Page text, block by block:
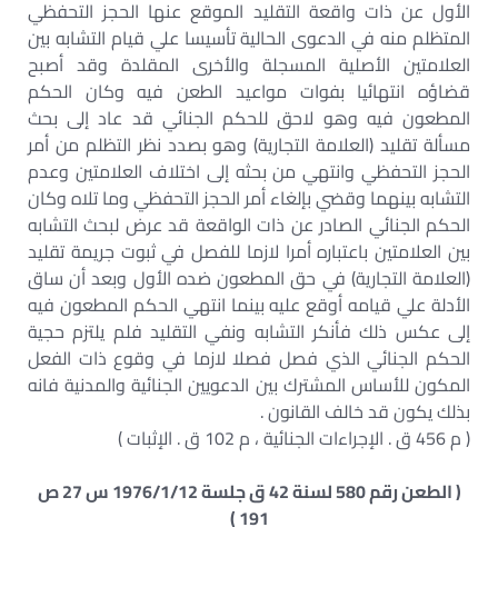
الأول عن ذات واقعة التقليد الموقع عنها الحجز التحفظي
المتظلم منه في الدعوى الحالية تأسيسا علي قيام التشابه بين
العلامتين الأصلية المسجلة والأخرى المقلدة وقد أصبح
قضاؤه انتهائيا بفوات مواعيد الطعن فيه وكان الحكم
المطعون فيه وهو لاحق للحكم الجنائي قد عاد إلى بحث
مسألة تقليد (العلامة التجارية) وهو بصدد نظر التظلم من أمر
الحجز التحفظي وانتهي من بحثه إلى اختلاف العلامتين وعدم
التشابه بينهما وقضي بإلغاء أمر الحجز التحفظي وما تلاه وكان
الحكم الجنائي الصادر عن ذات الواقعة قد عرض لبحث التشابه
بين العلامتين باعتباره أمرا لازما للفصل في ثبوت جريمة تقليد
(العلامة التجارية) في حق المطعون ضده الأول وبعد أن ساق
الأدلة علي قيامه أوقع عليه بينما انتهي الحكم المطعون فيه
إلى عكس ذلك فأنكر التشابه ونفي التقليد فلم يلتزم حجية
الحكم الجنائي الذي فصل فصلا لازما في وقوع ذات الفعل
المكون للأساس المشترك بين الدعويين الجنائية والمدنية فانه
بذلك يكون قد خالف القانون .
( م 456 ق . الإجراءات الجنائية ، م 102 ق . الإثبات )
( الطعن رقم 580 لسنة 42 ق جلسة 1976/1/12 س 27 ص
191 )